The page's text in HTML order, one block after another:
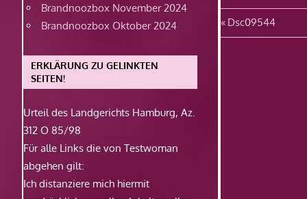
Vorheriger
Beitrag:
Dsc09544
Brandnoozbox November 2024
Brandnoozbox Oktober 2024
ERKLÄRUNG ZU GELINKTEN
SEITEN!
Urteil des Landgerichts Hamburg, Az.
312 O 85/98
Für alle Links die von Testwoman
abgehen gilt:
Ich distanziere mich hiermit